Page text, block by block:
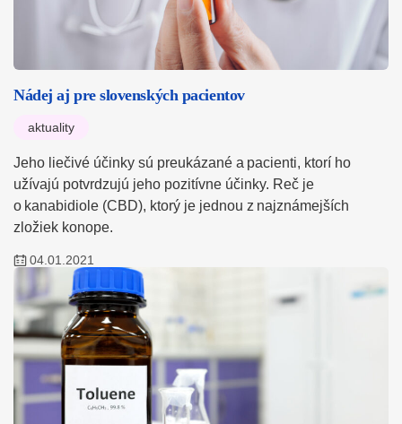
Nádej aj pre slovenských pacientov
aktuality
Jeho liečivé účinky sú preukázané a pacienti, ktorí ho
užívajú potvrdzujú jeho pozitívne účinky. Reč je
o kanabidiole (CBD), ktorý je jednou z najznámejších
zložiek konope.
04.01.2021